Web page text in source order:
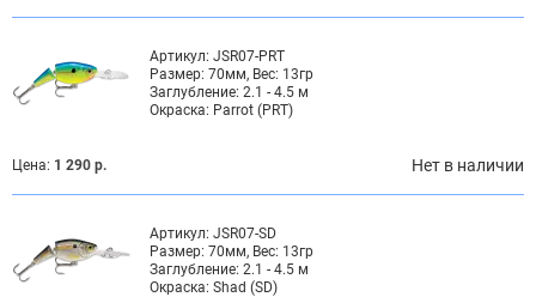
Артикул: JSR07-PRT
Размер: 70мм, Вес: 13гр
Заглубление: 2.1 - 4.5 м
Окраска: Parrot (PRT)
Цена: 1 290 р. Нет в наличии
Артикул: JSR07-SD
Размер: 70мм, Вес: 13гр
Заглубление: 2.1 - 4.5 м
Окраска: Shad (SD)